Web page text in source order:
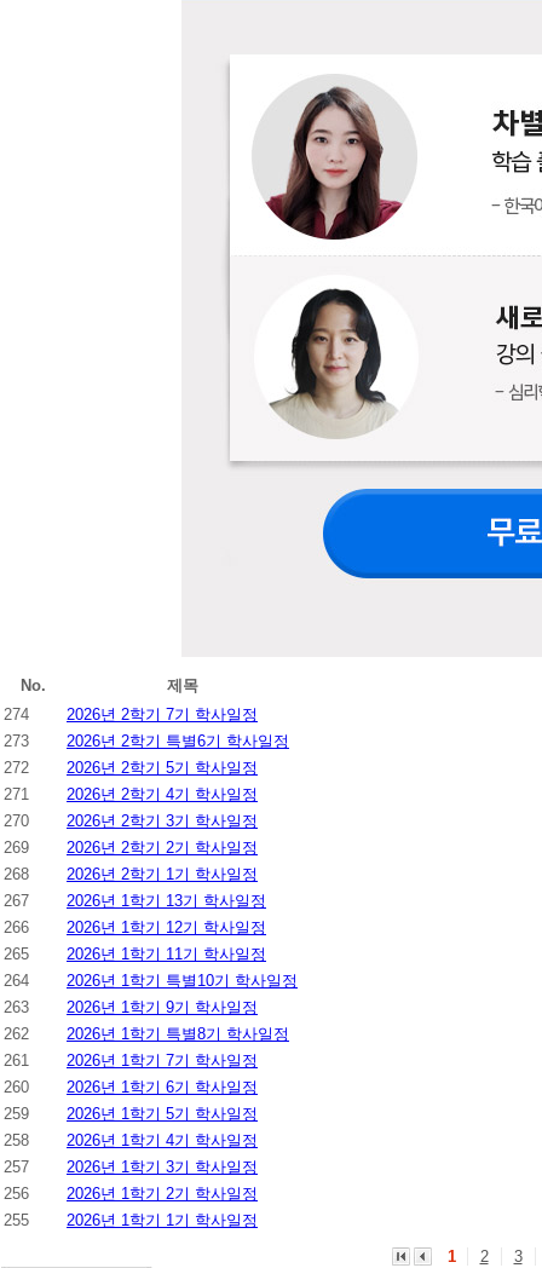
No.
제목
274
2026년 2학기 7기 학사일정
273
2026년 2학기 특별6기 학사일정
272
2026년 2학기 5기 학사일정
271
2026년 2학기 4기 학사일정
270
2026년 2학기 3기 학사일정
269
2026년 2학기 2기 학사일정
268
2026년 2학기 1기 학사일정
267
2026년 1학기 13기 학사일정
266
2026년 1학기 12기 학사일정
265
2026년 1학기 11기 학사일정
264
2026년 1학기 특별10기 학사일정
263
2026년 1학기 9기 학사일정
262
2026년 1학기 특별8기 학사일정
261
2026년 1학기 7기 학사일정
260
2026년 1학기 6기 학사일정
259
2026년 1학기 5기 학사일정
258
2026년 1학기 4기 학사일정
257
2026년 1학기 3기 학사일정
256
2026년 1학기 2기 학사일정
255
2026년 1학기 1기 학사일정
1
2 3